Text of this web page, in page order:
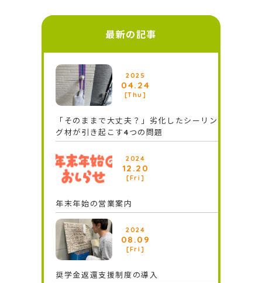
最新の記事
2025
04.24
[Thu]
「そのままで大丈夫？」劣化したシーリン
グ材が引き起こす4つの問題
2024
12.20
[Fri]
年末年始の営業案内
2024
08.09
[Fri]
奨学⾦返還⽀援制度の導⼊